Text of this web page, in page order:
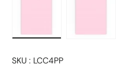
SKU : LCC4PP